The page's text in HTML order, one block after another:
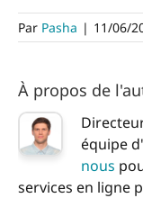
Par Pasha | 11/06/
À propos de
équipe
nous
services en ligne